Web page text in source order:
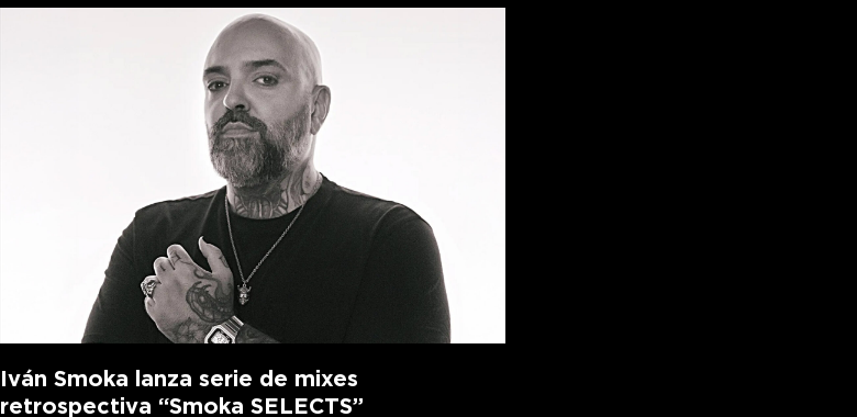
Iván Smoka lanza serie de mixes
retrospectiva “Smoka SELECTS”